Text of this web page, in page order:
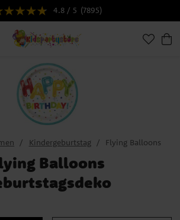
4.8 / 5 (7895)
Kindergeburtstag Flying Balloons
Balloons